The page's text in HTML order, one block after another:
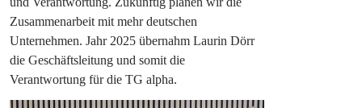
Zusammenarbeit mit mehr deutschen
Unternehmen. Jahr 2025 übernahm Laurin Dörr
die Geschäftsleitung und somit die
Verantwortung für die TG alpha.